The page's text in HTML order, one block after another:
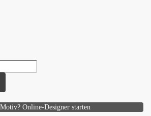
Online-Designer starten